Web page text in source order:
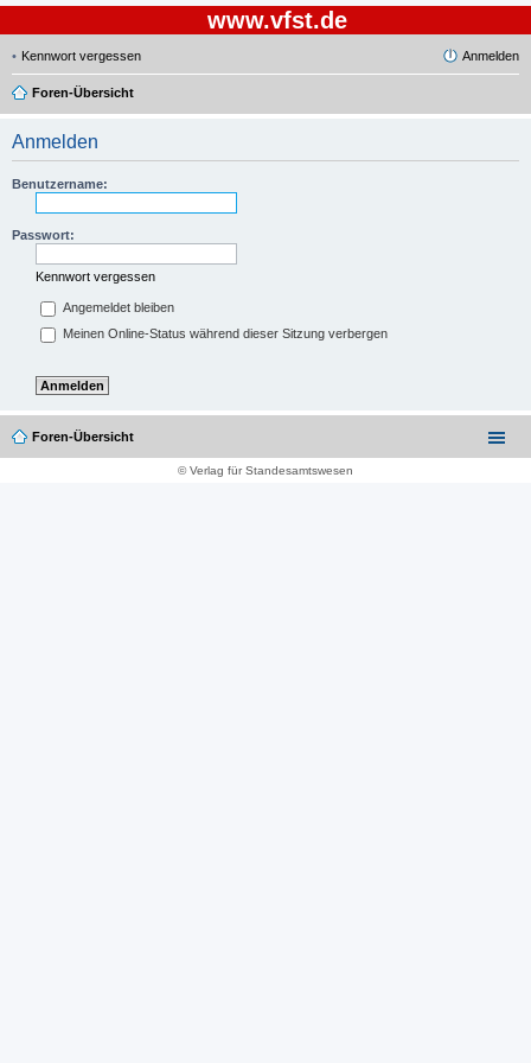
www.vfst.de
Kennwort vergessen Anmelden
Foren-Übersicht
Anmelden
Benutzername:
Passwort:
Kennwort vergessen
Angemeldet bleiben
Meinen Online-Status während dieser Sitzung verbergen
Foren-Übersicht
© Verlag für Standesamtswesen